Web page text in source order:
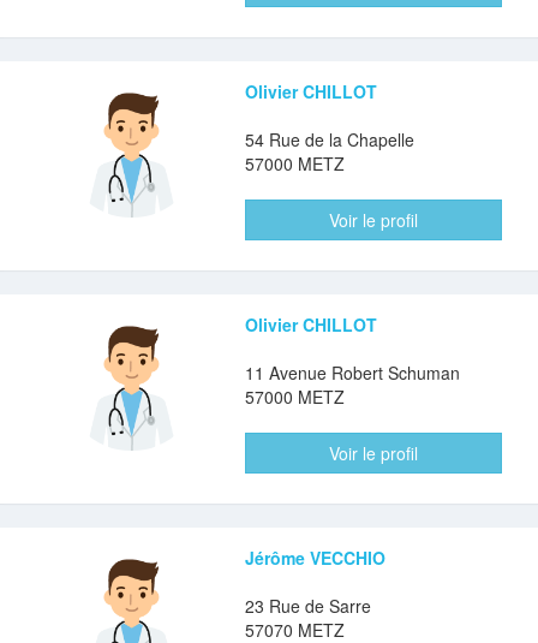
Olivier CHILLOT
54 Rue de la Chapelle
57000 METZ
Voir le profil
Olivier CHILLOT
11 Avenue Robert Schuman
57000 METZ
Voir le profil
Jérôme VECCHIO
23 Rue de Sarre
57070 METZ